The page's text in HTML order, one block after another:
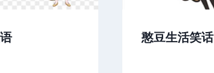
憨豆生活笑